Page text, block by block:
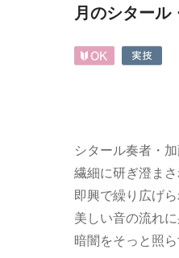
月のシター
シタール奏者・
繊細に研ぎ澄ま
即興で繰り広げ
美しい音の流れ
暗闇をそっと照